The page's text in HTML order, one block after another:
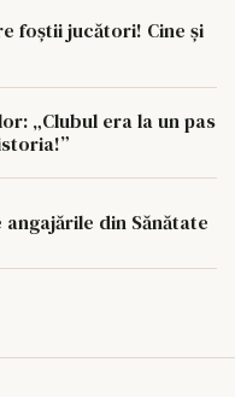
foștii jucători! Cine și
„Clubul era la un pas
din Sănătate